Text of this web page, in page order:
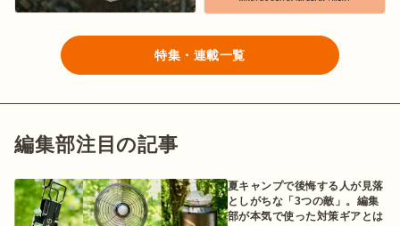
特集・連載一覧
編集部注目の記事
夏キャンプで後悔する人が見落
としがちな「3つの敵」。編集
部が本気で使った対策ギアとは